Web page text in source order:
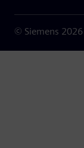
© Siemens 2026